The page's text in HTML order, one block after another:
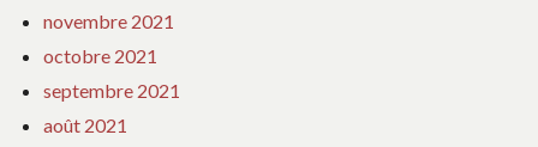
novembre 2021
octobre 2021
septembre 2021
août 2021